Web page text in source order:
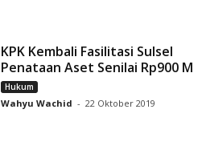
KPK Kembali Fasilitasi Sulsel
Penataan Aset Senilai Rp900 M
Hukum
Wahyu Wachid - 22 Oktober 2019